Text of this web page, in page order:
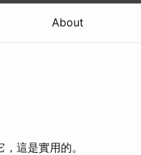
About
這是實用的。